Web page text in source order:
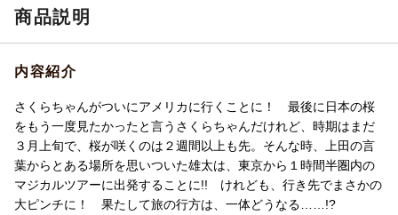
商品説明
内容紹介
さくらちゃんがついにアメリカに行くことに！ 最後に日本の桜
をもう一度見たかったと言うさくらちゃんだけれど、時期はまだ
３月上旬で、桜が咲くのは２週間以上も先。そんな時、上田の言
葉からとある場所を思いついた雄太は、東京から１時間半圏内の
マジカルツアーに出発することに!! けれども、行き先でまさかの
大ピンチに！ 果たして旅の行方は、一体どうなる……!?